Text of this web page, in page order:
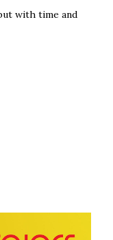
with time and